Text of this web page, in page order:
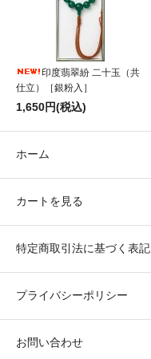
印度翡翠紛 二十玉（共
仕立）［銀粉入］
1,650円(税込)
ホーム
カートを見る
特定商取引法に基づく表記
プライバシーポリシー
お問い合わせ